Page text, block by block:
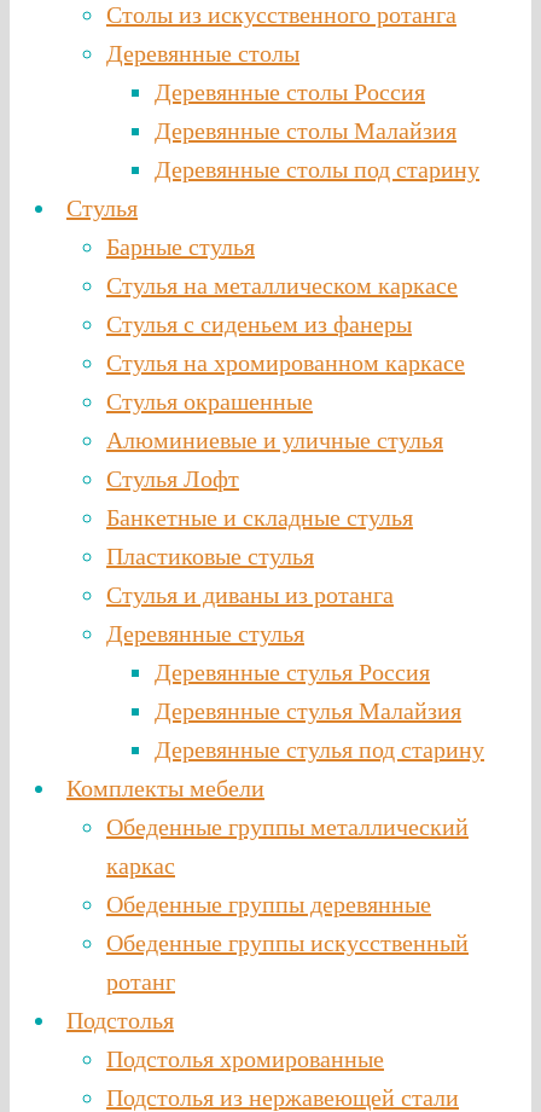
Столы из искусственного ротанга
Деревянные столы
Деревянные столы Россия
Деревянные столы Малайзия
Деревянные столы под старину
Стулья
Барные стулья
Стулья на металлическом каркасе
Стулья с сиденьем из фанеры
Стулья на хромированном каркасе
Стулья окрашенные
Алюминиевые и уличные стулья
Стулья Лофт
Банкетные и складные стулья
Пластиковые стулья
Стулья и диваны из ротанга
Деревянные стулья
Деревянные стулья Россия
Деревянные стулья Малайзия
Деревянные стулья под старину
Комплекты мебели
Обеденные группы металлический
каркас
Обеденные группы деревянные
Обеденные группы искусственный
ротанг
Подстолья
Подстолья хромированные
Подстолья из нержавеющей стали